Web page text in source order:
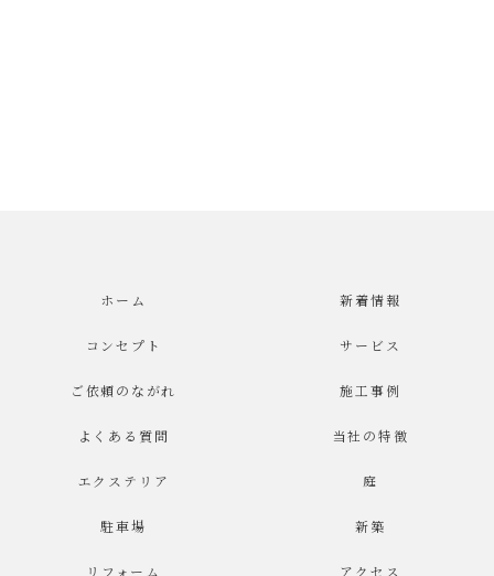
ホーム 新着情報
コンセプト サービス
ご依頼のながれ 施工事例
よくある質問 当社の特徴
エクステリア 庭
駐車場 新築
リフォーム アクセス